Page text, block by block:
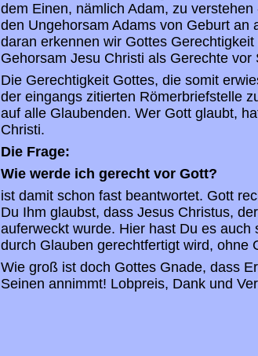
dem Einen, nämlich Adam, zu
den Ungehorsam Adams von Geburt an
daran erkennen wir Gottes
Gehorsam Jesu Christi als Gerechte vor
Die Gerechtigkeit Gottes, die somit
der eingangs zitierten Römerbriefstelle
auf alle Glaubenden. Wer Gott glaubt,
Christi.
Die Frage:
Wie werde ich gerecht vor Gott?
ist damit schon fast beantwortet. Gott
Du Ihm glaubst, dass Jesus Christus,
auferweckt wurde. Hier hast Du es
durch Glauben gerechtfertigt wird, ohne
Wie groß ist doch Gottes Gnade, dass
Seinen annimmt! Lobpreis, Dank und